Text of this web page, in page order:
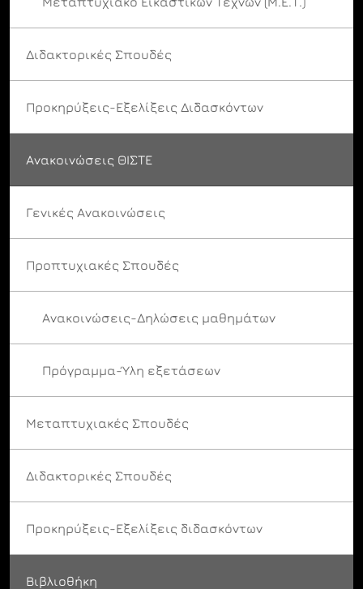
Διδακτορικές Σπουδές
Προκηρύξεις-Εξελίξεις Διδασκόντων
Ανακοινώσεις ΘΙΣΤΕ
Γενικές Ανακοινώσεις
Προπτυχιακές Σπουδές
Ανακοινώσεις-Δηλώσεις μαθημάτων
Πρόγραμμα-Ύλη εξετάσεων
Μεταπτυχιακές Σπουδές
Διδακτορικές Σπουδές
Προκηρύξεις-Εξελίξεις διδασκόντων
Βιβλιοθήκη